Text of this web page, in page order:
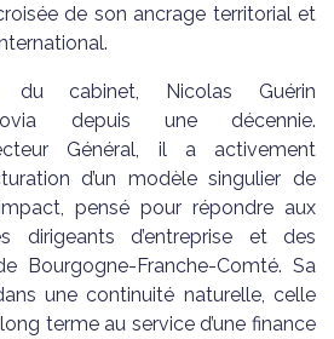
de son ancrage territorial et
du cabinet, Nicolas Guérin
depuis une décennie.
Général, il a activement
d’un modèle singulier de
pensé pour répondre aux
dirigeants d’entreprise et des
Bourgogne-Franche-Comté. Sa
une continuité naturelle, celle
terme au service d’une finance